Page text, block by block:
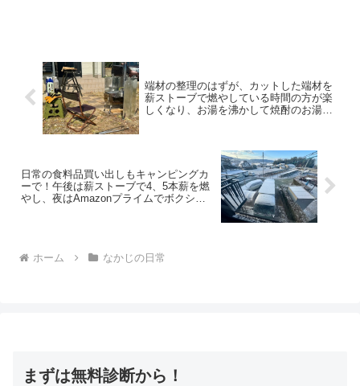
端材の整理のはずが、カットした端材を
薪ストーブで燃やしている時間の方が楽
しくなり、お湯を沸かして焼酎のお湯割
日常の食料品買い出しもキャンピングカ
ーで！午後は薪ストーブで4、5本薪を燃
やし、夜はAmazonプライムでボクシン
ホーム なかじの日常
まずは無料診断から！